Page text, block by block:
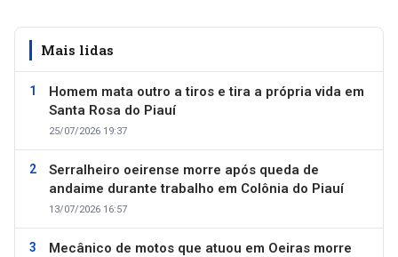
Mais lidas
Homem mata outro a tiros e tira a própria vida em
Santa Rosa do Piauí
25/07/2026 19:37
Serralheiro oeirense morre após queda de
andaime durante trabalho em Colônia do Piauí
13/07/2026 16:57
Mecânico de motos que atuou em Oeiras morre